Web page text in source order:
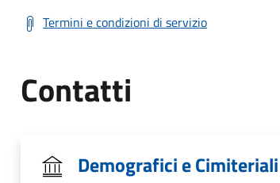
Termini e condizioni di servizio
Contatti
Demografici e Cimiteriali